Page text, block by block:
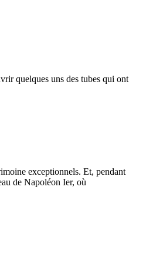
quelques uns des tubes qui ont
exceptionnels. Et, pendant
de Napoléon Ier, où